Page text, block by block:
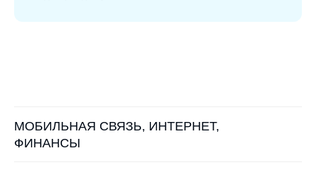
МОБИЛЬНАЯ СВЯЗЬ, ИНТЕРНЕТ,
ФИНАНСЫ